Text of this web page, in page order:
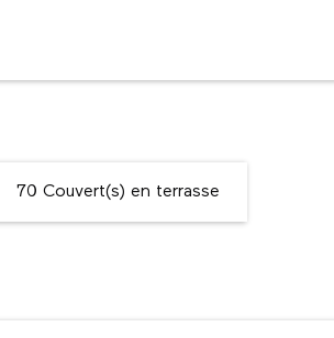
70 Couvert(s) en terrasse